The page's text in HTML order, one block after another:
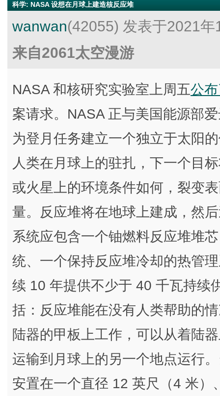
科学: NASA 设想在月球上建造核反应堆
wanwan(42055) 发表于2021
来自2061太空漫游
NASA 和核研究实验室上周五公
案请求。NASA 正与美国能源部
为登月任务建立一个独立于太阳
人类在月球上的驻扎，下一个目
或火星上的环境条件如何，裂变
量。反应堆将在地球上建成，然
系统应包含一个铀燃料反应堆堆
统、一个保持反应堆冷却的热管
续 10 年提供不少于 40 千瓦持续
括：反应堆能在没有人类帮助的
陆器的甲板上工作，可以从着陆
运输到月球上的另一个地点运行
安置在一个直径 12 英尺（4 米